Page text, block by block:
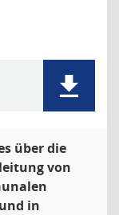
über die
von
in